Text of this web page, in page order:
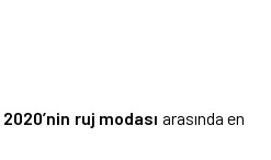
2020’nin ruj modası arasında en